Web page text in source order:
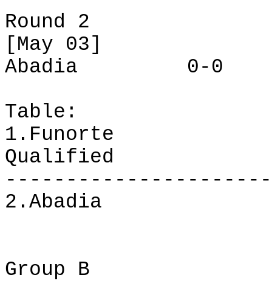
Round 2
[May 03]
Abadia
0-0
Table :
1. Funorte
Qualified
2.Abadia
Group B